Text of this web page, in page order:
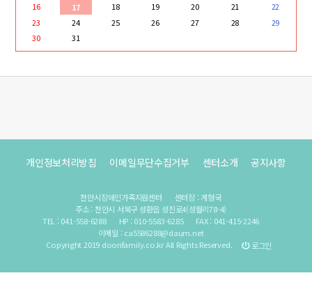
16
17 18 19 20 21
22
23
24 25 26 27 28
29
30
31
개인정보처리방침 이메일무단수집거부 센터소개 공지사항
천안시장애인가족지원센터
센터장 : 계형국
주소 : 천안시 서북구 성환읍 성진로4(성월리78-4)
TEL : 041-558-6288
HP : 010-5583-6285
FAX : 041-415-2246
이메일 : ca5586288@daum.net
Copyright 2019 doorifamily.co.kr All Rights Reserved.
로그인